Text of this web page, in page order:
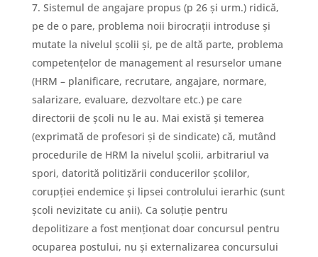
Sistemul de angajare propus (p 26 și urm.) ridică,
pe de o pare, problema noii birocrații introduse și
mutate la nivelul școlii și, pe de altă parte, problema
competențelor de management al resurselor umane
(HRM – planificare, recrutare, angajare, normare,
salarizare, evaluare, dezvoltare etc.) pe care
directorii de școli nu le au. Mai există și temerea
(exprimată de profesori și de sindicate) că, mutând
procedurile de HRM la nivelul școlii, arbitrariul va
spori, datorită politizării conducerilor școlilor,
corupției endemice și lipsei controlului ierarhic (sunt
școli nevizitate cu anii). Ca soluție pentru
depolitizare a fost menționat doar concursul pentru
ocuparea postului, nu și externalizarea concursului